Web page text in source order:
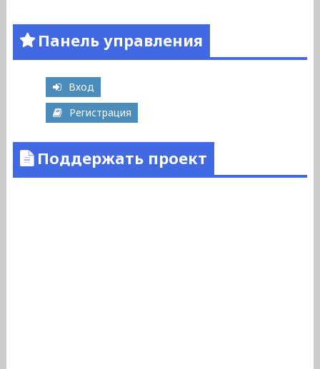
Панель управления
Вход
Регистрация
Поддержать проект